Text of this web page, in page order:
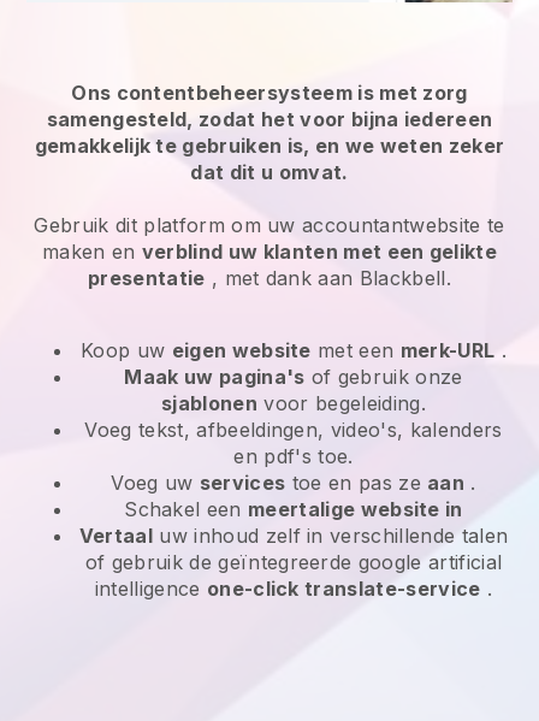
Ons contentbeheersysteem is met zorg
samengesteld, zodat het voor bijna iedereen
gemakkelijk te gebruiken is, en we weten zeker
dat dit u omvat.
Gebruik dit platform om uw accountantwebsite te
maken en verblind uw klanten met een gelikte
presentatie , met dank aan Blackbell.
Koop uw eigen website met een merk-URL .
Maak uw pagina's of gebruik onze
sjablonen voor begeleiding.
Voeg tekst, afbeeldingen, video's, kalenders
en pdf's toe.
Voeg uw services toe en pas ze aan .
Schakel een meertalige website in
Vertaal uw inhoud zelf in verschillende talen
of gebruik de geïntegreerde google artificial
intelligence one-click translate-service .